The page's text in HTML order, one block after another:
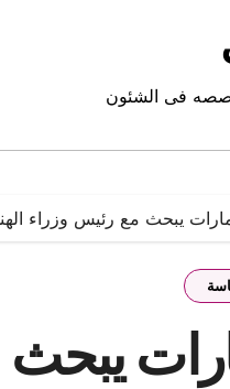
فى الشئون
يبحث مع رئيس وزراء
يبحث